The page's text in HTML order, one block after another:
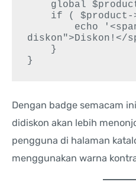
diskon">Diskon!</
Dengan badge semacam
didiskon akan lebih
pengguna di halaman
menggunakan warna